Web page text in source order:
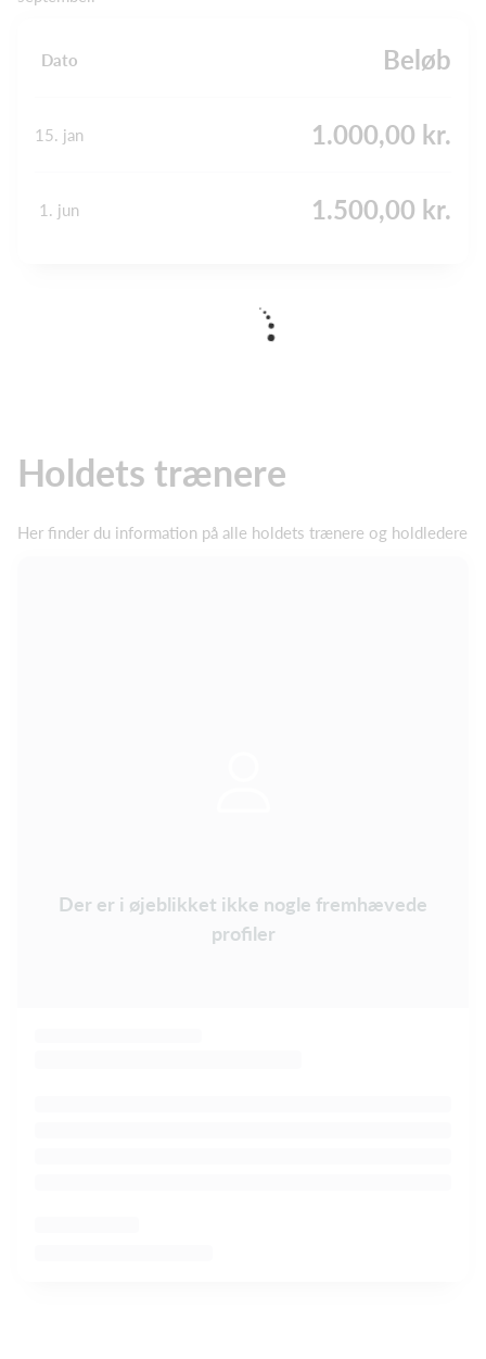
Dato Beløb
15. jan 1.000,00 kr.
1. jun 1.500,00 kr.
Holdets trænere
Her finder du information på alle holdets trænere og holdledere
Der er i øjeblikket ikke nogle fremhævede
profiler